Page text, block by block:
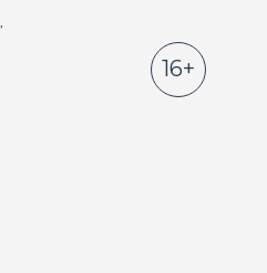
16+